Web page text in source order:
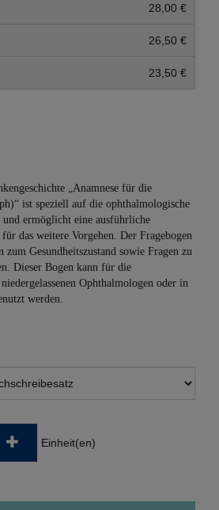
28,00 €
26,50 €
23,50 €
„Anamnese für die
ist speziell auf die ophthalmologische
ermöglicht eine ausführliche
das weitere Vorgehen. Der Fragebogen
zum Gesundheitszustand sowie Fragen zu
Dieser Bogen kann für die
Ophthalmologen oder in
werden.
Einheit(en)